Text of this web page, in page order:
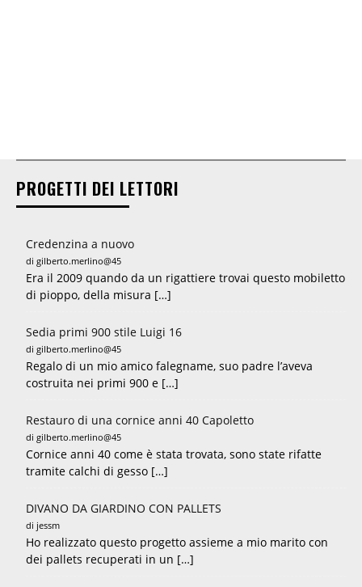
PROGETTI DEI LETTORI
Credenzina a nuovo
di gilberto.merlino@45
Era il 2009 quando da un rigattiere trovai questo mobiletto
di pioppo, della misura […]
Sedia primi 900 stile Luigi 16
di gilberto.merlino@45
Regalo di un mio amico falegname, suo padre l’aveva
costruita nei primi 900 e […]
Restauro di una cornice anni 40 Capoletto
di gilberto.merlino@45
Cornice anni 40 come è stata trovata, sono state rifatte
tramite calchi di gesso […]
DIVANO DA GIARDINO CON PALLETS
di jessm
Ho realizzato questo progetto assieme a mio marito con
dei pallets recuperati in un […]